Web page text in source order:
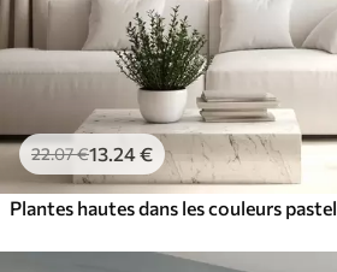
22.07€13 .24€
Plantes hautes dans les couleurs pastel